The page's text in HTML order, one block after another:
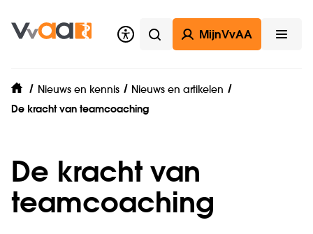
Zoeken
MijnVvAA
home
Nieuws en kennis
Nieuws en artikelen
De kracht van teamcoaching
De kracht van
teamcoaching